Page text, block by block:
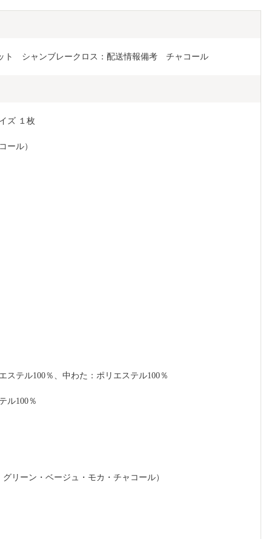
ト　シャンブレークロス：配送情報備考　チャコール
ズ １枚
ール）
ステル100％、中わた：ポリエステル100％
ル100％
リーン・ベージュ・モカ・チャコール）